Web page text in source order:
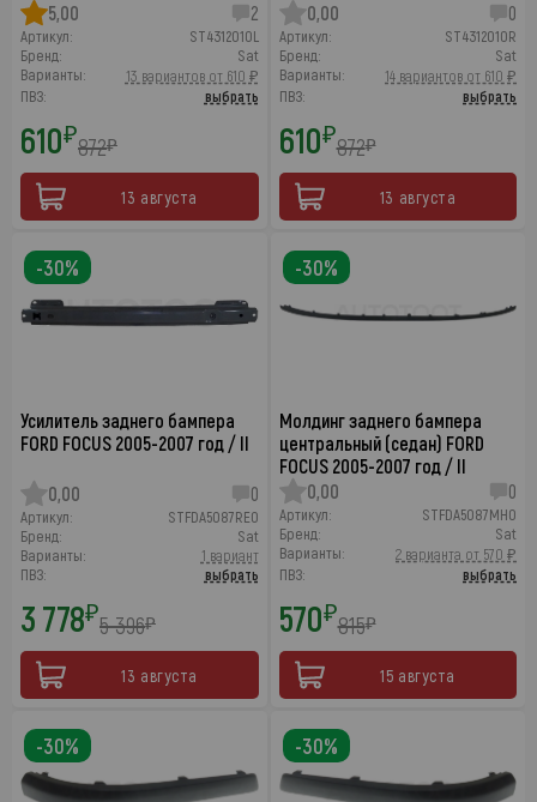
5,00
2
Артикул:
ST4312010L
Бренд:
Sat
Варианты:
13 вариантов от 610 ₽
ПВЗ:
выбрать
610₽872₽
13 августа
0,00
0
Артикул:
ST4312010R
Бренд:
Sat
Варианты:
14 вариантов от 610 ₽
ПВЗ:
выбрать
610₽872₽
13 августа
Усилитель заднего бампера
FORD FOCUS 2005-2007 год / II
0,00 0
Артикул:
STFDA5087RE0
Бренд:
Sat
Варианты:
1 вариант
ПВЗ:
выбрать
3 778₽5 396₽
13 августа
-30%
Молдинг заднего бампера
центральный (седан) FORD
FOCUS 2005-2007 год / II
0,00
0
Артикул:
STFDA5087MH0
Бренд:
Sat
Варианты:
2 варианта от 570 ₽
ПВЗ:
выбрать
570₽815₽
15 августа
-30%
-30% -30%